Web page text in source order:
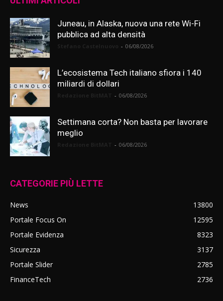
Juneau, in Alaska, nuova una rete Wi-Fi
pubblica ad alta densità
- 06/08/2026
L’ecosistema Tech italiano sfiora i 140
miliardi di dollari
- 06/08/2026
Settimana corta? Non basta per lavorare
meglio
- 06/08/2026
CATEGORIE PIÙ LETTE
News
13800
Portale Focus On
12595
Portale Evidenza
8323
Sicurezza
3137
Portale Slider
2785
FinanceTech
2736